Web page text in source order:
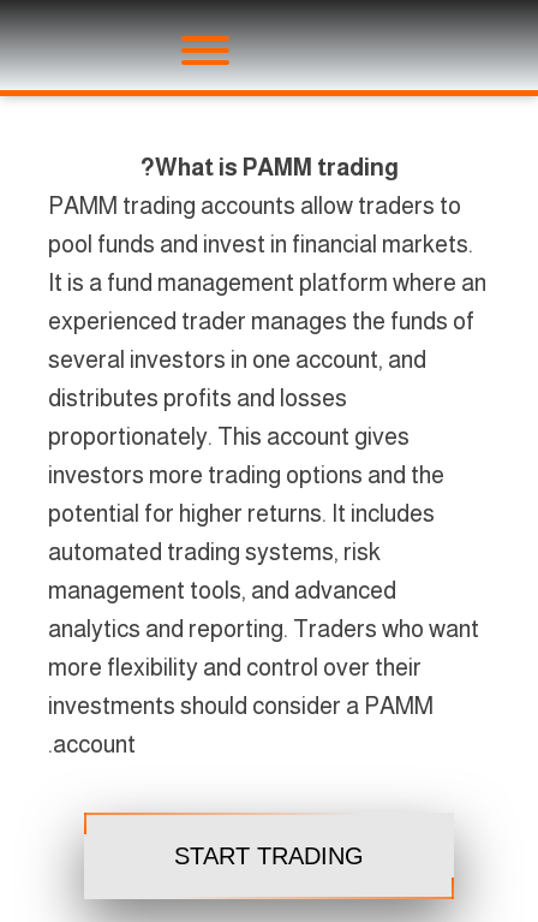
What is PAMM trading?
PAMM trading accounts allow traders to
pool funds and invest in financial markets.
It is a fund management platform where an
experienced trader manages the funds of
several investors in one account, and
distributes profits and losses
proportionately. This account gives
investors more trading options and the
potential for higher returns. It includes
automated trading systems, risk
management tools, and advanced
analytics and reporting. Traders who want
more flexibility and control over their
investments should consider a PAMM
account.
START TRADING